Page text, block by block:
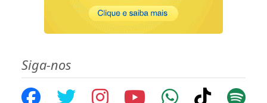
Siga-nos